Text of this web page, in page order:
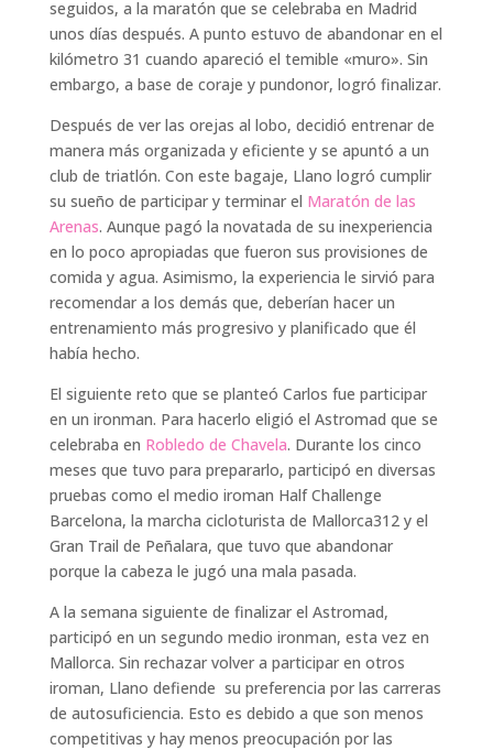
seguidos, a la maratón que se celebraba en Madrid
unos días después. A punto estuvo de abandonar en el
kilómetro 31 cuando apareció el temible «muro». Sin
embargo, a base de coraje y pundonor, logró finalizar.
Después de ver las orejas al lobo, decidió entrenar de
manera más organizada y eficiente y se apuntó a un
club de triatlón. Con este bagaje, Llano logró cumplir
su sueño de participar y terminar el Maratón de las
Arenas. Aunque pagó la novatada de su inexperiencia
en lo poco apropiadas que fueron sus provisiones de
comida y agua. Asimismo, la experiencia le sirvió para
recomendar a los demás que, deberían hacer un
entrenamiento más progresivo y planificado que él
había hecho.
El siguiente reto que se planteó Carlos fue participar
en un ironman. Para hacerlo eligió el Astromad que se
celebraba en Robledo de Chavela. Durante los cinco
meses que tuvo para prepararlo, participó en diversas
pruebas como el medio iroman Half Challenge
Barcelona, la marcha cicloturista de Mallorca312 y el
Gran Trail de Peñalara, que tuvo que abandonar
porque la cabeza le jugó una mala pasada.
A la semana siguiente de finalizar el Astromad,
participó en un segundo medio ironman, esta vez en
Mallorca. Sin rechazar volver a participar en otros
iroman, Llano defiende su preferencia por las carreras
de autosuficiencia. Esto es debido a que son menos
competitivas y hay menos preocupación por las